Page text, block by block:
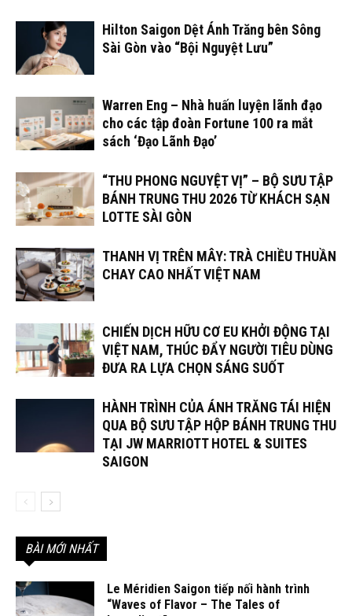
Hilton Saigon Dệt Ánh Trăng bên Sông
Sài Gòn vào “Bội Nguyệt Lưu”
Warren Eng – Nhà huấn luyện lãnh đạo
cho các tập đoàn Fortune 100 ra mắt
sách ‘Đạo Lãnh Đạo’
“THU PHONG NGUYỆT VỊ” – BỘ SƯU TẬP
BÁNH TRUNG THU 2026 TỪ KHÁCH SẠN
LOTTE SÀI GÒN
THANH VỊ TRÊN MÂY: TRÀ CHIỀU THUẦN
CHAY CAO NHẤT VIỆT NAM
CHIẾN DỊCH HỮU CƠ EU KHỞI ĐỘNG TẠI
VIỆT NAM, THÚC ĐẨY NGƯỜI TIÊU DÙNG
ĐƯA RA LỰA CHỌN SÁNG SUỐT
HÀNH TRÌNH CỦA ÁNH TRĂNG TÁI HIỆN
QUA BỘ SƯU TẬP HỘP BÁNH TRUNG THU
TẠI JW MARRIOTT HOTEL & SUITES
SAIGON
BÀI MỚI NHẤT
Le Méridien Saigon tiếp nối hành trình
“Waves of Flavor – The Tales of